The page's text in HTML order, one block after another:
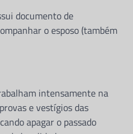
documento de
o esposo (também
intensamente na
e vestígios das
apagar o passado